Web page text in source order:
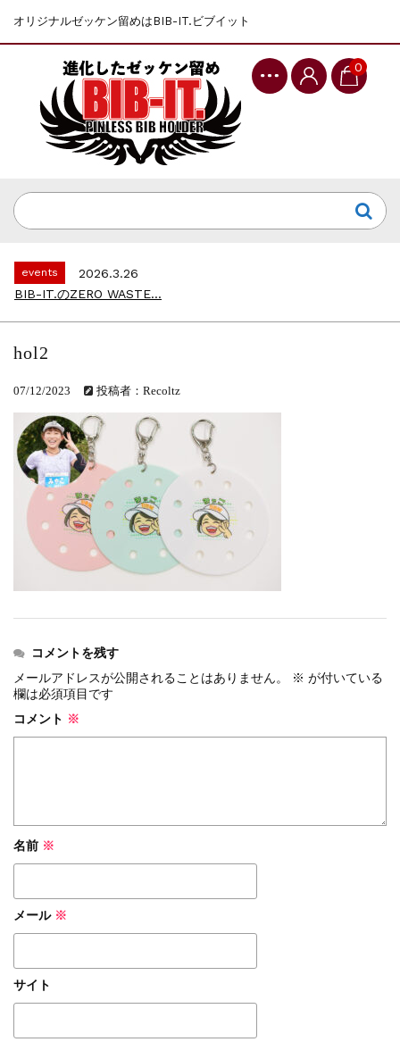
オリジナルゼッケン留めはBIB-IT.ビブイット
0
events
2025.10.1
第46回 丹波篠山ABCマラソン...
2026.7.8
上尾シティハーフマラソン2026 記念T...
BIB-IT.招待選手大募集！！2026...
BIB-IT.のZERO WASTE...
events
2026.2.2
仙台国際ハーフマラソン2026 大会オリ...
第46回 丹波篠山ABCマラソン...
2026.7.8
events
2026.6.23
BIB-IT.招待選手大募集！！2026...
events
2026.3.26
BIB-IT.のZERO WASTE...
2026.2.2
仙台国際ハーフマラソン2026 大会オリ...
events
2025.10.1
第46回 丹波篠山ABCマラソン...
hol2
07/12/2023 投稿者：Recoltz
コメントを残す
メールアドレスが公開されることはありません。
※ が付いている
欄は必須項目です
コメント ※
名前 ※
メール ※
サイト